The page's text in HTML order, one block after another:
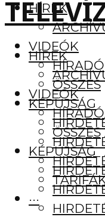
HÍREK
VIDEÓK
HÍRADÓ
ÖSSZES
KÉPÚJSÁG
···
HÍREK
VIDEÓK
HÍRADÓ
ÖSSZES
KÉPÚJSÁG